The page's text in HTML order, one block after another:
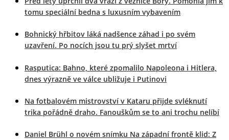
tomu speciální bedna s luxusním vybavením
Bohnický hřbitov láká nadšence záhad i po svém
uzavření. Po nocích jsou tu prý slyšet mrtví
Rasputica: Bahno, které zpomalilo Napoleona i Hitlera,
dnes výrazně ve válce ubližuje i Putinovi
Na fotbalovém mistrovství v Kataru přijde svléknutí
trika pořádně draho. Fanouškům se to ani trochu nelíbí
Daniel Brühl o novém snímku Na západní frontě klid: Z